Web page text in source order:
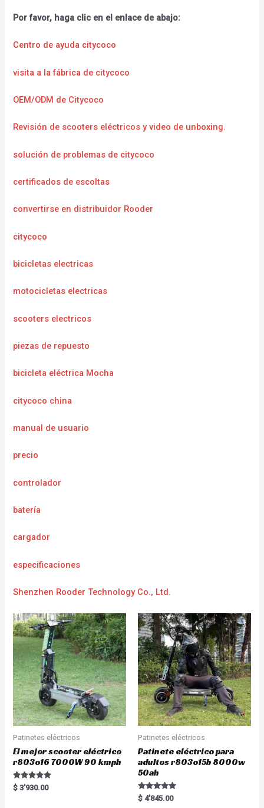
Por favor, haga clic en el enlace de abajo:
Centro de ayuda citycoco
visita a la fábrica de citycoco
OEM/ODM de Citycoco
Revisión de scooters eléctricos y video de unboxing.
solución de problemas de citycoco
certificados de escoltas
convertirse en distribuidor Rooder
citycoco
bicicletas electricas
motocicletas electricas
scooters electricos
piezas de repuesto
bicicleta eléctrica Mocha
citycoco china
manual de usuario
precio
controlador
batería
cargador
especificaciones
Shenzhen Rooder Technology Co., Ltd.
Patinetes eléctricos
El mejor scooter eléctrico
r803o16 7000W 90 kmph
Rated
5.00
$ 3'930.00
Patinetes eléctricos
Patinete eléctrico para
adultos r803o15b 8000w
50ah
Rated
5.00
$ 4'845.00